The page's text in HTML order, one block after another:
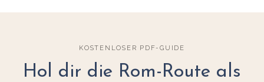
KOSTENLOSER PDF-GUIDE
Hol dir die Rom-Route als